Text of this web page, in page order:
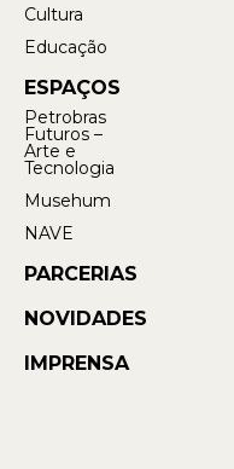
Cultura
Educação
ESPAÇOS
Petrobras
Futuros –
Arte e
Tecnologia
Musehum
NAVE
PARCERIAS
NOVIDADES
IMPRENSA